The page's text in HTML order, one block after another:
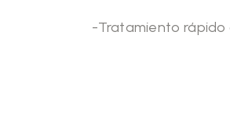
-Tratamiento rápido